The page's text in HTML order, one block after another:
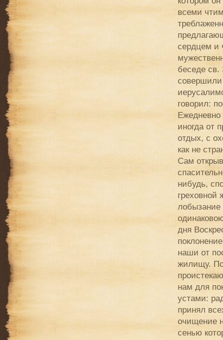
всеми
сердцем и
беседе св.
говорил:
Ежедневно
иногда от
отдых, с
как не
Сам
нибудь,
греховной
лобызание
дня
наши от
жилищу.
нам для
устами:
принял
очищение
сенью